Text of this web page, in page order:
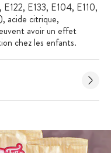
E133, E104, E110,
acide citrique,
avoir un effet
chez les enfants.
dures ou demi-dures
à l'abri de la lumière et